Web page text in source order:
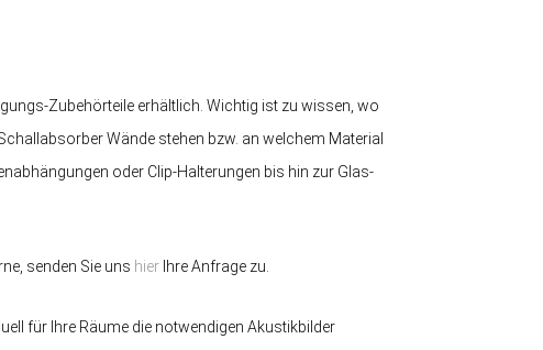
Zubehörteile erhältlich. Wichtig ist zu wissen, wo
Wände stehen bzw. an welchem Material
oder Clip-Halterungen bis hin zur Glas-
senden Sie uns hier Ihre Anfrage zu.
für Ihre Räume die notwendigen Akustikbilder